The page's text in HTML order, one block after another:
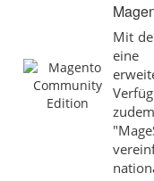
Mit
eine